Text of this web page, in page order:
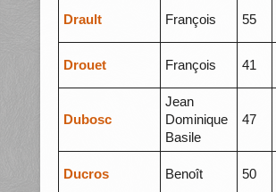
Drault François 55
Drouet François 41
Dubosc
Jean
Dominique
Basile
47
Ducros Benoît 50